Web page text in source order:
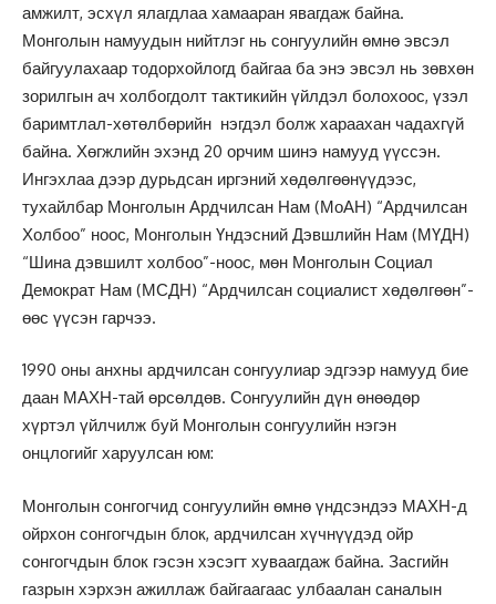
амжилт, эсхүл ялагдлаа хамааран явагдаж байна.
Монголын намуудын нийтлэг нь сонгуулийн өмнө эвсэл
байгуулахаар тодорхойлогд байгаа ба энэ эвсэл нь зөвхөн
зорилгын ач холбогдолт тактикийн үйлдэл болохоос, үзэл
баримтлал-хөтөлбөрийн нэгдэл болж хараахан чадахгүй
байна. Хөгжлийн эхэнд 20 орчим шинэ намууд үүссэн.
Ингэхлаа дээр дурьдсан иргэний хөдөлгөөнүүдээс,
тухайлбар Монголын Ардчилсан Нам (МоАН) “Ардчилсан
Холбоо” ноос, Монголын Үндэсний Дэвшлийн Нам (МҮДН)
“Шина дэвшилт холбоо”-ноос, мөн Монголын Социал
Демократ Нам (МСДН) “Ардчилсан социалист хөдөлгөөн”-
өөс үүсэн гарчээ.
1990 оны анхны ардчилсан сонгуулиар эдгээр намууд бие
даан МАХН-тай өрсөлдөв. Сонгуулийн дүн өнөөдөр
хүртэл үйлчилж буй Монголын сонгуулийн нэгэн
онцлогийг харуулсан юм:
Монголын сонгогчид сонгуулийн өмнө үндсэндээ МАХН-д
ойрхон сонгогчдын блок, ардчилсан хүчнүүдэд ойр
сонгогчдын блок гэсэн хэсэгт хуваагдаж байна. Засгийн
газрын хэрхэн ажиллаж байгаагаас улбаалан саналын